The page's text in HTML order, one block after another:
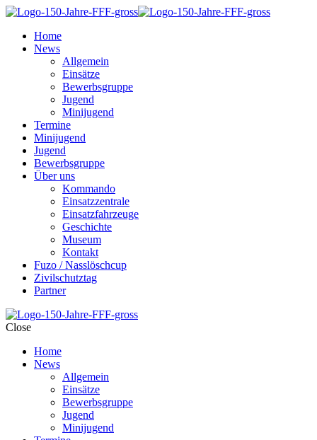
Home
News
Allgemein
Einsätze
Bewerbsgruppe
Jugend
Minijugend
Termine
Minijugend
Jugend
Bewerbsgruppe
Über uns
Kommando
Einsatzzentrale
Einsatzfahrzeuge
Geschichte
Museum
Kontakt
Fuzo / Nasslöschcup
Zivilschutztag
Partner
Close
Home
News
Allgemein
Einsätze
Bewerbsgruppe
Jugend
Minijugend